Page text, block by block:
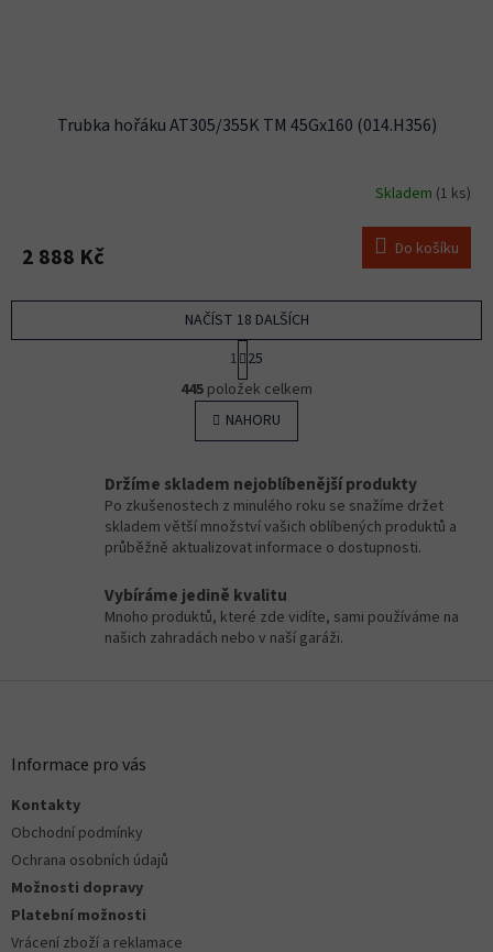
Trubka hořáku AT305/355K TM 45Gx160 (014.H356)
Skladem (1 ks)
2 888 Kč Do košíku
O
v
l
á
a
c
í
p
v
k
y
v
NAČÍST 18 DALŠÍCH
S
t
r
á
n
k
v
á
n
í
1 25
445 položek celkem
NAHORU
Držíme skladem nejoblíbenější produkty
Po zkušenostech z minulého roku se snažíme držet
skladem větší množství vašich oblíbených produktů a
průběžně aktualizovat informace o dostupnosti.
Vybíráme jedině kvalitu
Mnoho produktů, které zde vidíte, sami používáme na
našich zahradách nebo v naší garáži.
Informace pro vás
Kontakty
Obchodní podmínky
Ochrana osobních údajů
Možnosti dopravy
Platební možnosti
Vrácení zboží a reklamace